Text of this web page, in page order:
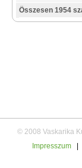
Összesen 1954
© 2008 Vaskarika
Impresszum